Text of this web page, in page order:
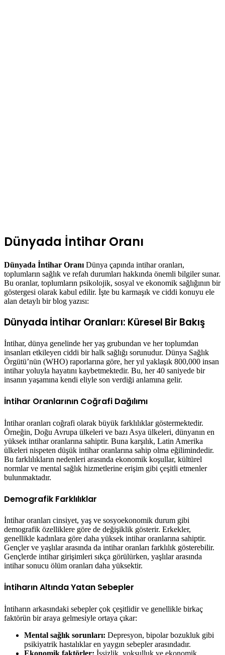
Dünyada İntihar Oranı
Dünyada İntihar Oranı Dünya çapında intihar oranları,
toplumların sağlık ve refah durumları hakkında önemli bilgiler sunar.
Bu oranlar, toplumların psikolojik, sosyal ve ekonomik sağlığının bir
göstergesi olarak kabul edilir. İşte bu karmaşık ve ciddi konuyu ele
alan detaylı bir blog yazısı:
Dünyada İntihar Oranları: Küresel Bir Bakış
İntihar, dünya genelinde her yaş grubundan ve her toplumdan
insanları etkileyen ciddi bir halk sağlığı sorunudur. Dünya Sağlık
Örgütü’nün (WHO) raporlarına göre, her yıl yaklaşık 800,000 insan
intihar yoluyla hayatını kaybetmektedir. Bu, her 40 saniyede bir
insanın yaşamına kendi eliyle son verdiği anlamına gelir.
İntihar Oranlarının Coğrafi Dağılımı
İntihar oranları coğrafi olarak büyük farklılıklar göstermektedir.
Örneğin, Doğu Avrupa ülkeleri ve bazı Asya ülkeleri, dünyanın en
yüksek intihar oranlarına sahiptir. Buna karşılık, Latin Amerika
ülkeleri nispeten düşük intihar oranlarına sahip olma eğilimindedir.
Bu farklılıkların nedenleri arasında ekonomik koşullar, kültürel
normlar ve mental sağlık hizmetlerine erişim gibi çeşitli etmenler
bulunmaktadır.
Demografik Farklılıklar
İntihar oranları cinsiyet, yaş ve sosyoekonomik durum gibi
demografik özelliklere göre de değişiklik gösterir. Erkekler,
genellikle kadınlara göre daha yüksek intihar oranlarına sahiptir.
Gençler ve yaşlılar arasında da intihar oranları farklılık gösterebilir.
Gençlerde intihar girişimleri sıkça görülürken, yaşlılar arasında
intihar sonucu ölüm oranları daha yüksektir.
İntiharın Altında Yatan Sebepler
İntiharın arkasındaki sebepler çok çeşitlidir ve genellikle birkaç
faktörün bir araya gelmesiyle ortaya çıkar:
Mental sağlık sorunları: Depresyon, bipolar bozukluk gibi
psikiyatrik hastalıklar en yaygın sebepler arasındadır.
Ekonomik faktörler: İşsizlik, yoksulluk ve ekonomik